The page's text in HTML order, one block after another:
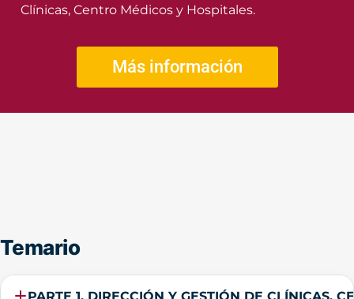
Clínicas, Centro Médicos y Hospitales.
Más información
Temario